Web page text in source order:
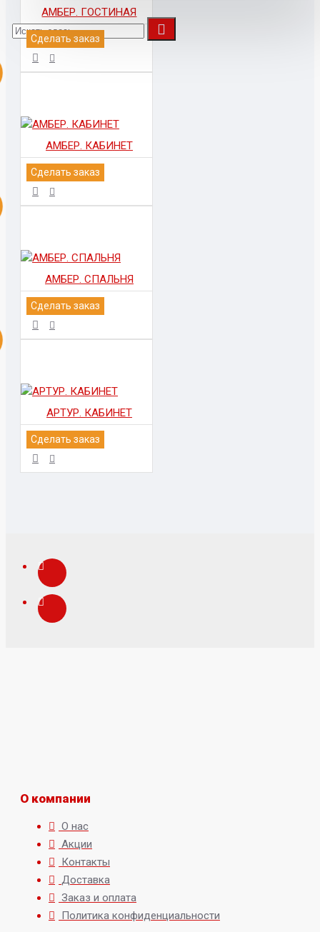
АМБЕР. ГОСТИНАЯ
Сделать заказ
АМБЕР. КАБИНЕТ
Сделать заказ
АМБЕР. СПАЛЬНЯ
Сделать заказ
АРТУР. КАБИНЕТ
Сделать заказ
О компании
О нас
Акции
Контакты
Доставка
Заказ и оплата
Политика конфиденциальности